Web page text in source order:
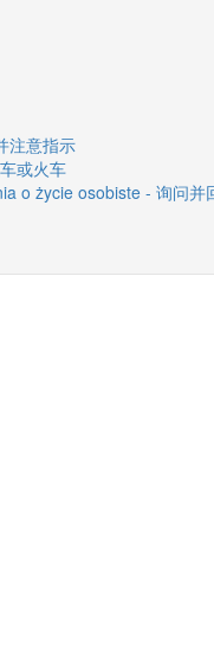
注意指示
或火车
o życie osobiste - 询问并